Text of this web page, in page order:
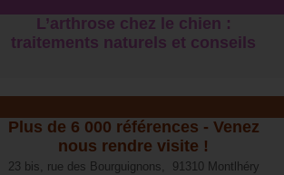
L’arthrose chez le chien :
traitements naturels et conseil s
Plus de 6 000 références - Venez
nous rendre visite !
23 bis, rue des Bourguignons, 91310 Montlhéry